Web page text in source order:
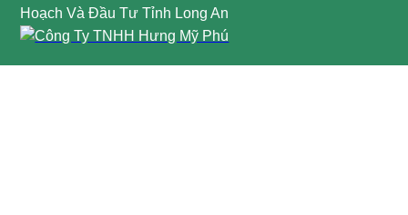
Hoạch Và Đầu Tư Tỉnh Long An